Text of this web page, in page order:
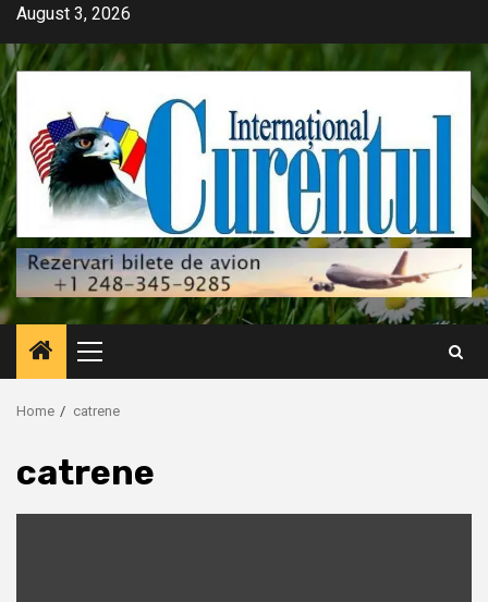
Skip
content
August 3, 2026
Primary
Menu
Home catrene
catrene